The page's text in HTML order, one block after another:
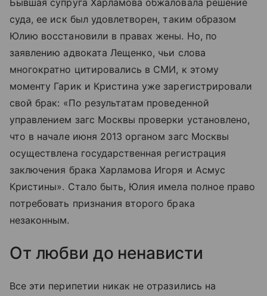
суда, ее иск был удовлетворен, таким образом
Юлию восстановили в правах жены. Но, по
заявлению адвоката Лещенко, чьи слова
многократно цитировались в СМИ, к этому
моменту Гарик и Кристина уже зарегистрировали
свой брак: «По результатам проведенной
управлением загс Москвы проверки установлено,
что в начале июня 2013 органом загс Москвы
осуществлена государственная регистрация
заключения брака Харламова Игоря и Асмус
Кристины». Стало быть, Юлия имела полное право
потребовать признания второго брака
незаконным.
От любви до ненависти
Все эти перипетии никак не отразились на